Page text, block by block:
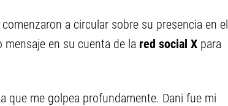
a circular sobre su presencia en el
en su cuenta de la red social X para
que me golpea profundamente. Dani fue mi